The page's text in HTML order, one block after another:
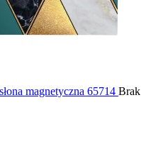
magnetyczna 65714 Brak